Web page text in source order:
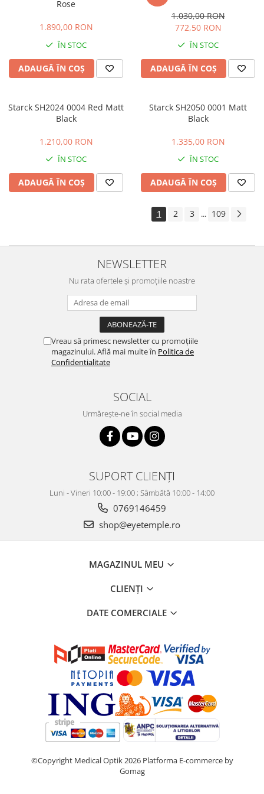
Rose
1.890,00 RON
ÎN STOC
ADAUGĂ ÎN COȘ
1.030,00 RON
772,50 RON
ÎN STOC
ADAUGĂ ÎN COȘ
Starck SH2024 0004 Red Matt
Black
1.210,00 RON
ÎN STOC
ADAUGĂ ÎN COȘ
Starck SH2050 0001 Matt
Black
1.335,00 RON
ÎN STOC
ADAUGĂ ÎN COȘ
1 2 3 ... 109
NEWSLETTER
Nu rata ofertele și promoțiile noastre
Vreau să primesc newsletter cu promoțiile
magazinului. Află mai multe în Politica de
Confidentialitate
SOCIAL
Urmărește-ne în social media
SUPORT CLIENȚI
Luni - Vineri 10:00 - 19:00 ; Sâmbătă 10:00 - 14:00
0769146459
shop@eyetemple.ro
MAGAZINUL MEU
CLIENȚI
DATE COMERCIALE
©Copyright Medical Optik 2026 Platforma E-commerce by
Gomag